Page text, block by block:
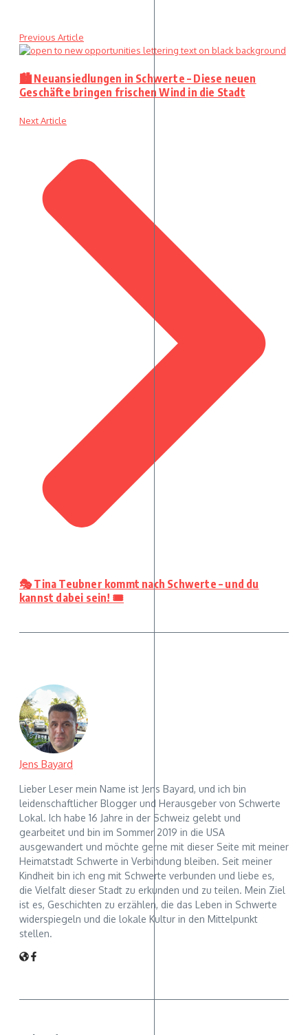
Previous Article
🏙️ Neuansiedlungen in Schwerte – Diese neuen
Geschäfte bringen frischen Wind in die Stadt
Next Article
🎭 Tina Teubner kommt nach Schwerte – und du
kannst dabei sein! 🎟️
Jens Bayard
Lieber Leser mein Name ist Jens Bayard, und ich bin
leidenschaftlicher Blogger und Herausgeber von Schwerte
Lokal. Ich habe 16 Jahre in der Schweiz gelebt und
gearbeitet und bin im Sommer 2019 in die USA
ausgewandert und möchte gerne mit dieser Seite mit meiner
Heimatstadt Schwerte in Verbindung bleiben. Seit meiner
Kindheit bin ich eng mit Schwerte verbunden und liebe es,
die Vielfalt dieser Stadt zu erkunden und zu teilen. Mein Ziel
ist es, Geschichten zu erzählen, die das Leben in Schwerte
widerspiegeln und die lokale Kultur in den Mittelpunkt
stellen.